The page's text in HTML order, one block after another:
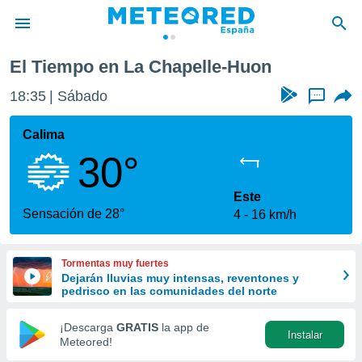
de
por
que se
calidad.
a este
las
y
forma
digital
basada
El Tiempo en La Chapelle-Huon
18:35 Sábado ...
Calima
30°
Sensación de 28°
Este
4
16 km/h
Tormentas muy fuertes
Dejarán lluvias muy intensas, reventones y
pedrisco en las comunidades del norte
¡Descarga GRATIS la app de
Meteored!
Instalar